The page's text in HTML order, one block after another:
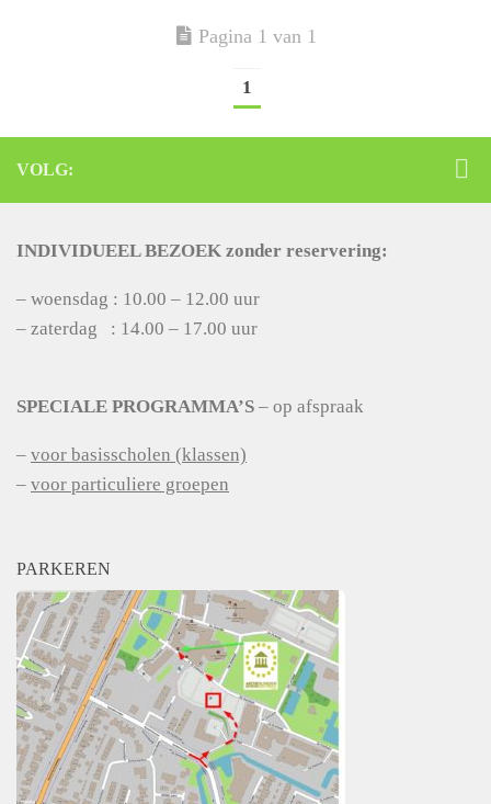
Pagina 1 van 1
1
VOLG:
INDIVIDUEEL BEZOEK zonder reservering:
– woensdag : 10.00 – 12.00 uur
– zaterdag : 14.00 – 17.00 uur
SPECIALE PROGRAMMA’S – op afspraak
– voor basisscholen (klassen)
– voor particuliere groepen
PARKEREN